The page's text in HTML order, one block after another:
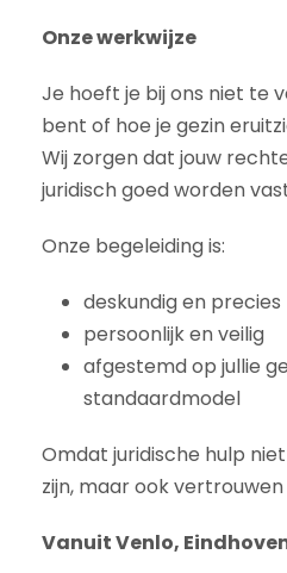
Onze werkwijze
Je hoeft je bij ons niet te
bent of hoe je gezin
Wij zorgen dat jouw
juridisch goed worden
Onze begeleiding is:
deskundig en precies
persoonlijk en veilig
afgestemd op jullie
standaardmodel
Omdat juridische hulp
zijn, maar ook
Vanuit Venlo,